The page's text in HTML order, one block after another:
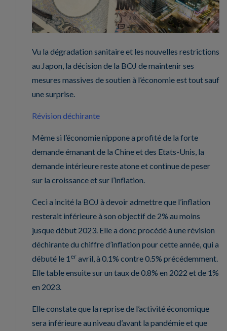
Vu la dégradation sanitaire et les nouvelles restrictions
au Japon, la décision de la BOJ de maintenir ses
mesures massives de soutien à l’économie est tout sauf
une surprise.
Révision déchirante
Même si l’économie nippone a profité de la forte
demande émanant de la Chine et des Etats-Unis, la
demande intérieure reste atone et continue de peser
sur la croissance et sur l’inflation.
Ceci a incité la BOJ à devoir admettre que l’inflation
resterait inférieure à son objectif de 2% au moins
jusque début 2023. Elle a donc procédé à une révision
déchirante du chiffre d’inflation pour cette année, qui a
débuté le 1 er avril, à 0.1% contre 0.5% précédemment.
Elle table ensuite sur un taux de 0.8% en 2022 et de 1%
en 2023.
Elle constate que la reprise de l’activité économique
sera inférieure au niveau d’avant la pandémie et que